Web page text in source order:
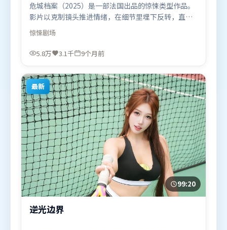
危城档案（2025）是一部法国出品的惊悚类型作品。
影片以克制镜头推进情绪，在细节里埋下反转，直至
最后一刻才揭开谜底。高潮段落信息密度高，情绪释
放与主题回扣同时完成。由林超贤执导，梁朝伟、朱
一龙、刘亦菲，汤姆·哈迪、杨幂等联袂出演。影片
合喜欢惊悚题材的观众观看。
惊悚剧场
5.8万 3.1千 9个月前
最新
99:20
逆光边界